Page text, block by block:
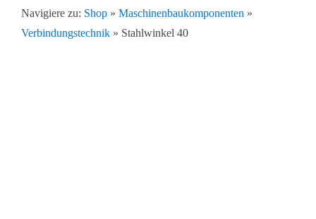
Navigiere zu: Shop» Maschinenbaukomponenten »
Verbindungstechnik» Stahlwinkel 40